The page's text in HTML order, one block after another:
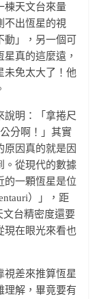
棟天文台來量
不出恆星的視
」，另一個可
真的這麼遠，
未免太大了！他
說明：「拿捲尺
分啊！」其實
原因真的就是因
。從現代的數據
的一顆恆星是位
）」，距
文台精密度還要
現在眼光來看也
視差來推算恆星
理解，畢竟要有